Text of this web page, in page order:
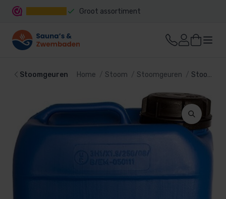
Groot assortiment
Stoomgeuren Home Stoom Stoomgeuren Stoombadmilk Dennen 5liter